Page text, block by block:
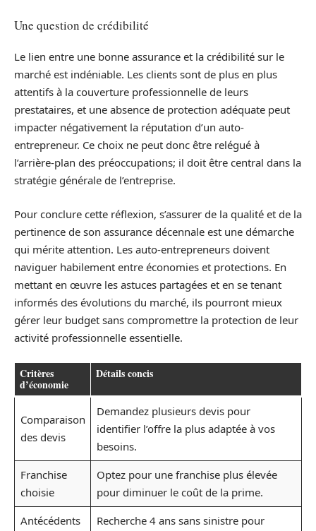
Une question de crédibilité
Le lien entre une bonne assurance et la crédibilité sur le
marché est indéniable. Les clients sont de plus en plus
attentifs à la couverture professionnelle de leurs
prestataires, et une absence de protection adéquate peut
impacter négativement la réputation d’un auto-
entrepreneur. Ce choix ne peut donc être relégué à
l’arrière-plan des préoccupations; il doit être central dans la
stratégie générale de l’entreprise.
Pour conclure cette réflexion, s’assurer de la qualité et de la
pertinence de son assurance décennale est une démarche
qui mérite attention. Les auto-entrepreneurs doivent
naviguer habilement entre économies et protections. En
mettant en œuvre les astuces partagées et en se tenant
informés des évolutions du marché, ils pourront mieux
gérer leur budget sans compromettre la protection de leur
activité professionnelle essentielle.
Critères
d’économie
Détails concis
Comparaison
des devis
Demandez plusieurs devis pour
identifier l’offre la plus adaptée à vos
besoins.
Franchise
choisie
Optez pour une franchise plus élevée
pour diminuer le coût de la prime.
Antécédents
Recherche 4 ans sans sinistre pour